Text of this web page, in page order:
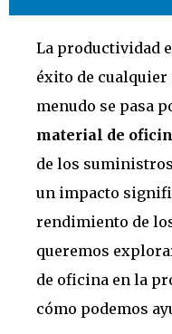
La productividad
éxito de cualquier
menudo se pasa
material de
de los
un impacto
rendimiento de
queremos
de oficina en la
cómo podemos